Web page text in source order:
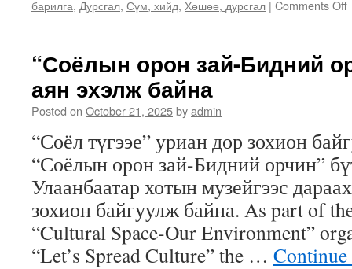
барилга, Дурсгал, Сүм, хийд, Хөшөө, дурсгал | Comments Off
р
“Соёлын орон зай-Бидний
аян эхэлж байна
Posted on October 21, 2025byadmin
“Соёл түгээе” уриан дор зохион
“Соёлын орон зай-Бидний орчин”
Улаанбаатар хотын музейгээс
зохион байгуулж байна. As part of
“Cultural Space-Our Environment”
“Let’s Spread Culture” the …